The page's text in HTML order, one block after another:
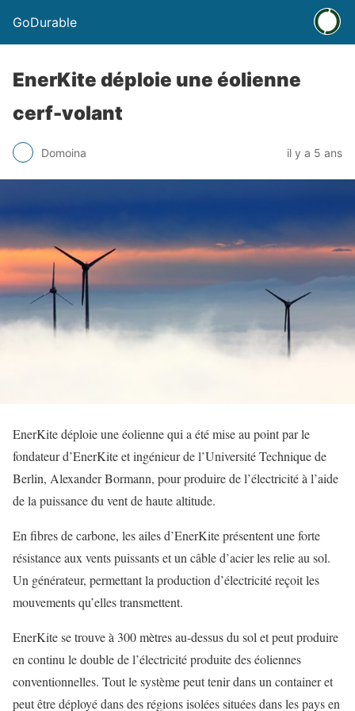
GoDurable
EnerKite déploie une éolienne
cerf-volant
Domoina il y a 5 ans
EnerKite déploie une éolienne qui a été mise au point par le
fondateur d’EnerKite et ingénieur de l’Université Technique de
Berlin, Alexander Bormann, pour produire de l’électricité à l’aide
de la puissance du vent de haute altitude.
En fibres de carbone, les ailes d’EnerKite présentent une forte
résistance aux vents puissants et un câble d’acier les relie au sol.
Un générateur, permettant la production d’électricité reçoit les
mouvements qu’elles transmettent.
EnerKite se trouve à 300 mètres au-dessus du sol et peut produire
en continu le double de l’électricité produite des éoliennes
conventionnelles. Tout le système peut tenir dans un container et
peut être déployé dans des régions isolées situées dans les pays en